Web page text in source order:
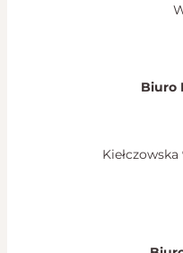
Biuro
Kiełczowska